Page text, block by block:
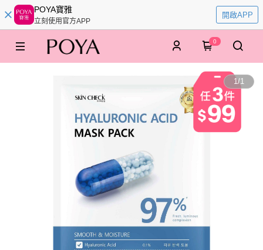
POYA寶雅
立刻使用官方APP
開啟APP
0
1/1